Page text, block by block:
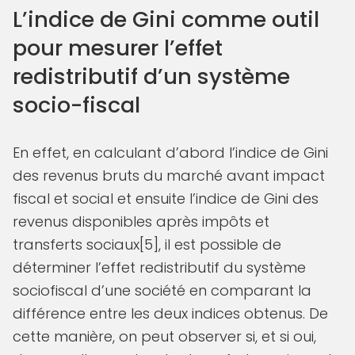
L’indice de Gini comme outil
pour mesurer l’effet
redistributif d’un système
socio-fiscal
En effet, en calculant d’abord l’indice de Gini
des revenus bruts du marché avant impact
fiscal et social et ensuite l’indice de Gini des
revenus disponibles après impôts et
transferts sociaux[5], il est possible de
déterminer l’effet redistributif du système
sociofiscal d’une société en comparant la
différence entre les deux indices obtenus. De
cette manière, on peut observer si, et si oui,